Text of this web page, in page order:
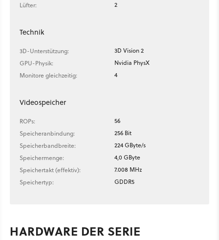
Lüfter:
2
Technik
3D-Unterstützung:
3D Vision 2
GPU-Physik:
Nvidia PhysX
Monitore gleichzeitig:
4
Videospeicher
ROPs:
56
Speicheranbindung:
256 Bit
Speicherbandbreite:
224 GByte/s
Speichermenge:
4,0 GByte
Speichertakt (effektiv):
7.008 MHz
Speichertyp:
GDDR5
HARDWARE DER SERIE